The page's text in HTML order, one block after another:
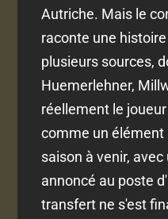
Autriche. Mais le
raconte une
plusieurs sources,
Huemerlehner,
réellement le
comme un
saison à venir,
annoncé au poste
transfert ne s'est